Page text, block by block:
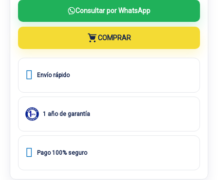
Consultar por WhatsApp
COMPRAR
Envío rápido
1 año de garantía
Pago 100% seguro